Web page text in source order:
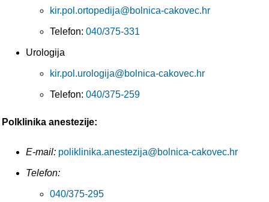
kir.pol.ortopedija@bolnica-cakovec.hr
Telefon: 040/375-331
Urologija
kir.pol.urologija@bolnica-cakovec.hr
Telefon: 040/375-259
Polklinika anestezije:
E-mail: poliklinika.anestezija@bolnica-cakovec.hr
Telefon:
040/375-295